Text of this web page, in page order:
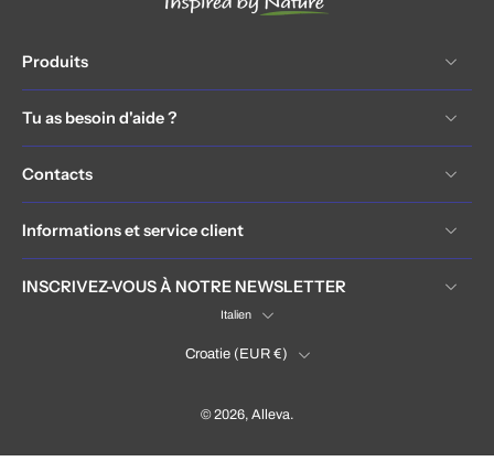
Produits
Tu as besoin d'aide ?
Contacts
Informations et service client
INSCRIVEZ-VOUS À NOTRE NEWSLETTER
Italien
Croatie ‎(EUR €)‎
© 2026, Alleva.